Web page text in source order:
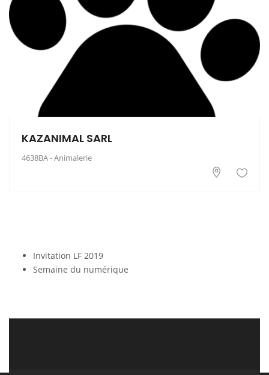
KAZANIMAL SARL
4638BA - Animalerie
Invitation LF 2019
Semaine du numérique